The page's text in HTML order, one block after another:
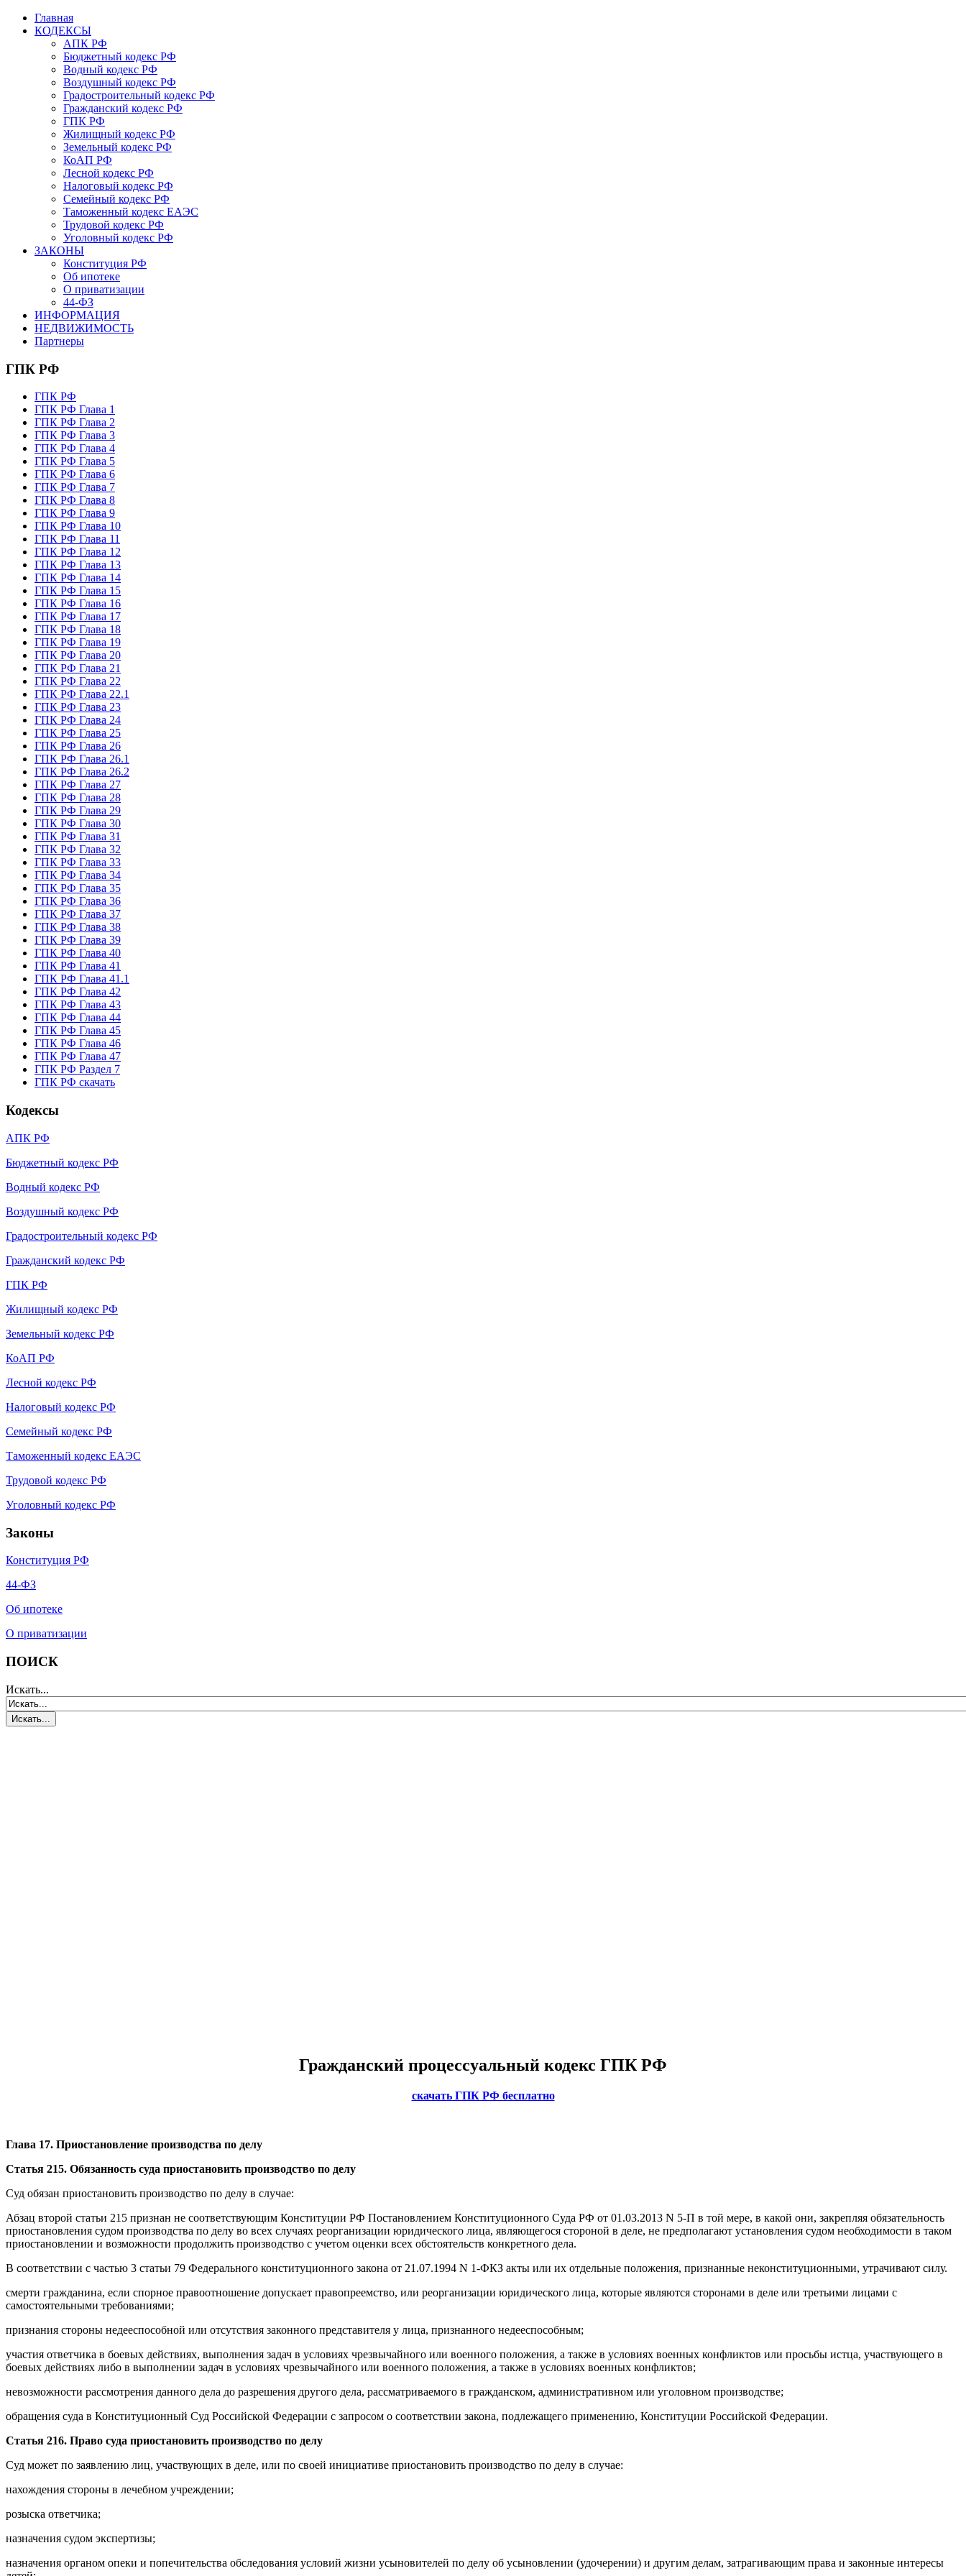
Главная
КОДЕКСЫ
АПК РФ
Бюджетный кодекс РФ
Водный кодекс РФ
Воздушный кодекс РФ
Градостроительный кодекс РФ
Гражданский кодекс РФ
ГПК РФ
Жилищный кодекс РФ
Земельный кодекс РФ
КоАП РФ
Лесной кодекс РФ
Налоговый кодекс РФ
Семейный кодекс РФ
Таможенный кодекс ЕАЭС
Трудовой кодекс РФ
Уголовный кодекс РФ
ЗАКОНЫ
Конституция РФ
Об ипотеке
О приватизации
44-ФЗ
ИНФОРМАЦИЯ
НЕДВИЖИМОСТЬ
Партнеры
ГПК РФ
ГПК РФ
ГПК РФ Глава 1
ГПК РФ Глава 2
ГПК РФ Глава 3
ГПК РФ Глава 4
ГПК РФ Глава 5
ГПК РФ Глава 6
ГПК РФ Глава 7
ГПК РФ Глава 8
ГПК РФ Глава 9
ГПК РФ Глава 10
ГПК РФ Глава 11
ГПК РФ Глава 12
ГПК РФ Глава 13
ГПК РФ Глава 14
ГПК РФ Глава 15
ГПК РФ Глава 16
ГПК РФ Глава 17
ГПК РФ Глава 18
ГПК РФ Глава 19
ГПК РФ Глава 20
ГПК РФ Глава 21
ГПК РФ Глава 22
ГПК РФ Глава 22.1
ГПК РФ Глава 23
ГПК РФ Глава 24
ГПК РФ Глава 25
ГПК РФ Глава 26
ГПК РФ Глава 26.1
ГПК РФ Глава 26.2
ГПК РФ Глава 27
ГПК РФ Глава 28
ГПК РФ Глава 29
ГПК РФ Глава 30
ГПК РФ Глава 31
ГПК РФ Глава 32
ГПК РФ Глава 33
ГПК РФ Глава 34
ГПК РФ Глава 35
ГПК РФ Глава 36
ГПК РФ Глава 37
ГПК РФ Глава 38
ГПК РФ Глава 39
ГПК РФ Глава 40
ГПК РФ Глава 41
ГПК РФ Глава 41.1
ГПК РФ Глава 42
ГПК РФ Глава 43
ГПК РФ Глава 44
ГПК РФ Глава 45
ГПК РФ Глава 46
ГПК РФ Глава 47
ГПК РФ Раздел 7
ГПК РФ скачать
Кодексы
АПК РФ
Бюджетный кодекс РФ
Водный кодекс РФ
Воздушный кодекс РФ
Градостроительный кодекс РФ
Гражданский кодекс РФ
ГПК РФ
Жилищный кодекс РФ
Земельный кодекс РФ
КоАП РФ
Лесной кодекс РФ
Налоговый кодекс РФ
Семейный кодекс РФ
Таможенный кодекс ЕАЭС
Трудовой кодекс РФ
Уголовный кодекс РФ
Законы
Конституция РФ
44-ФЗ
Об ипотеке
О приватизации
ПОИСК
Искать...
Гражданский процессуальный кодекс ГПК РФ
скачать ГПК РФ бесплатно
Глава 17. Приостановление производства по делу
Статья 215. Обязанность суда приостановить производство по делу
Суд обязан приостановить производство по делу в случае:
Абзац второй статьи 215 признан не соответствующим Конституции РФ Постановлением Конституционного Суда РФ от 01.03.2013 N 5-П в той мере, в какой они, закрепляя обязательность
приостановления судом производства по делу во всех случаях реорганизации юридического лица, являющегося стороной в деле, не предполагают установления судом необходимости в таком
приостановлении и возможности продолжить производство с учетом оценки всех обстоятельств конкретного дела.
В соответствии с частью 3 статьи 79 Федерального конституционного закона от 21.07.1994 N 1-ФКЗ акты или их отдельные положения, признанные неконституционными, утрачивают силу.
смерти гражданина, если спорное правоотношение допускает правопреемство, или реорганизации юридического лица, которые являются сторонами в деле или третьими лицами с
самостоятельными требованиями;
признания стороны недееспособной или отсутствия законного представителя у лица, признанного недееспособным;
участия ответчика в боевых действиях, выполнения задач в условиях чрезвычайного или военного положения, а также в условиях военных конфликтов или просьбы истца, участвующего в
боевых действиях либо в выполнении задач в условиях чрезвычайного или военного положения, а также в условиях военных конфликтов;
невозможности рассмотрения данного дела до разрешения другого дела, рассматриваемого в гражданском, административном или уголовном производстве;
обращения суда в Конституционный Суд Российской Федерации с запросом о соответствии закона, подлежащего применению, Конституции Российской Федерации.
Статья 216. Право суда приостановить производство по делу
Суд может по заявлению лиц, участвующих в деле, или по своей инициативе приостановить производство по делу в случае:
нахождения стороны в лечебном учреждении;
розыска ответчика;
назначения судом экспертизы;
назначения органом опеки и попечительства обследования условий жизни усыновителей по делу об усыновлении (удочерении) и другим делам, затрагивающим права и законные интересы